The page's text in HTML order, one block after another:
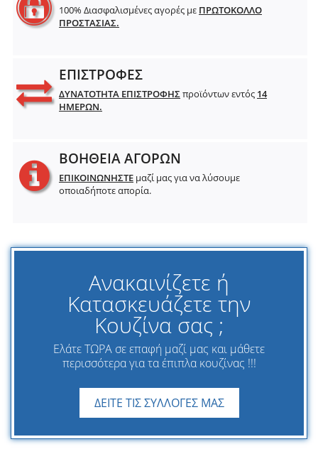
100% Διασφαλισμένες αγορές με ΠΡΩΤΟΚΟΛΛΟ
ΠΡΟΣΤΑΣΙΑΣ.
ΕΠΙΣΤΡΟΦΕΣ
ΔΥΝΑΤΟΤΗΤΑ ΕΠΙΣΤΡΟΦΗΣπροϊόντων εντός 14
ΗΜΕΡΩΝ.
ΒΟΗΘΕΙΑ ΑΓΟΡΩΝ
ΕΠΙΚΟΙΝΩΝΗΣΤΕ μαζί μας για να λύσουμε
οποιαδήποτε απορία.
Ανακαινίζετε ή
Κατασκευάζετε την
Κουζίνα σας ;
Ελάτε ΤΩΡΑ σε επαφή μαζί μας και μάθετε
περισσότερα για τα έπιπλα κουζίνας !!!
ΔΕΙΤΕ ΤΙΣ ΣΥΛΛΟΓΕΣ ΜΑΣ